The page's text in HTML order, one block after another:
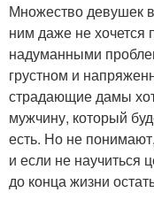
Множество девушек
ним даже не
надуманными
грустном и
страдающие дамы
мужчину, который
есть. Но не
и если не научиться
до конца жизни